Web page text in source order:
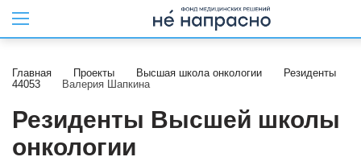
Главная Проекты Высшая школа онкологии
Резиденты
44053
Валерия Шапкина
Резиденты Высшей школы
онкологии